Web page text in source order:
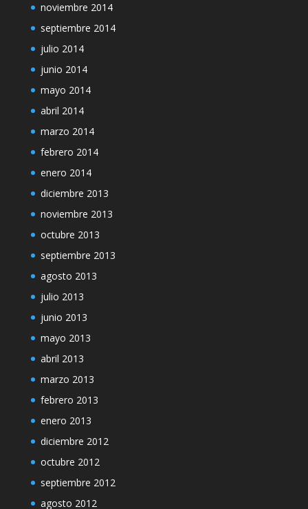
noviembre 2014
septiembre 2014
julio 2014
junio 2014
mayo 2014
abril 2014
marzo 2014
febrero 2014
enero 2014
diciembre 2013
noviembre 2013
octubre 2013
septiembre 2013
agosto 2013
julio 2013
junio 2013
mayo 2013
abril 2013
marzo 2013
febrero 2013
enero 2013
diciembre 2012
octubre 2012
septiembre 2012
agosto 2012